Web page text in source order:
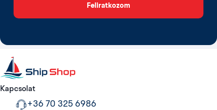
Feliratkozom
Kapcsolat
+36 70 325 6986